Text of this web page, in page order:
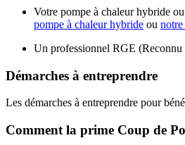
Votre pompe à chaleur hybride
pompe à chaleur hybride ou
Un professionnel RGE (Reconnu
Démarches à entreprendre
Les démarches à entreprendre pour
Comment la prime Coup de